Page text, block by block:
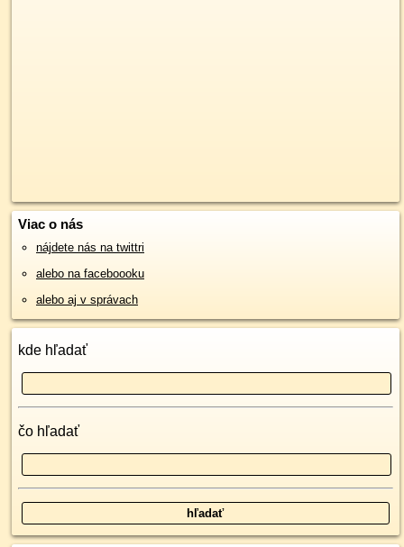
Viac o nás
nájdete nás na twittri
alebo na faceboooku
alebo aj v správach
kde hľadať
čo hľadať